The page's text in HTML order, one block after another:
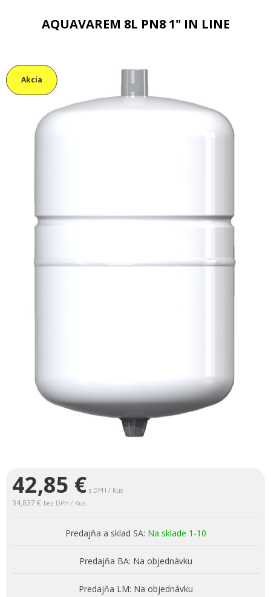
AQUAVAREM 8L PN8 1" IN LINE
Akcia
42,85 € s DPH / Kus
34,837 € bez DPH / Kus
Predajňa a sklad SA: Na sklade 1-10
Predajňa BA: Na objednávku
Predajňa LM: Na objednávku